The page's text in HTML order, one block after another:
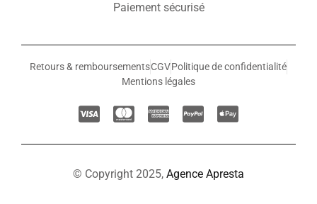
Paiement sécurisé
Retours & remboursementsCGVPolitique de confidentialité
Mentions légales
© Copyright 2025, Agence Apresta